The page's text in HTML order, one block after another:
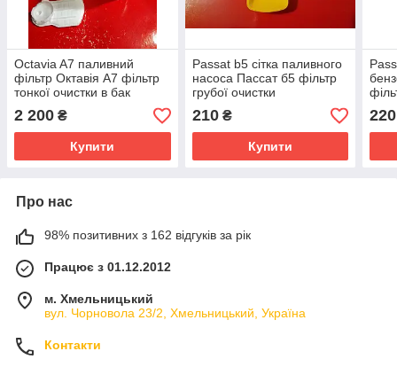
Octavia A7 паливний
фільтр Октавія А7 фільтр
тонкої очистки в бак
2 200 ₴
Купити
Passat b5 сітка паливного
насоса Пассат б5 фільтр
грубої очистки
210₴
Купити
220
Про нас
98% позитивних з 162 відгуків за рік
Працює з 01.12.2012
м. Хмельницький
вул. Чорновола 23/2, Хмельницький, Україна
Контакти